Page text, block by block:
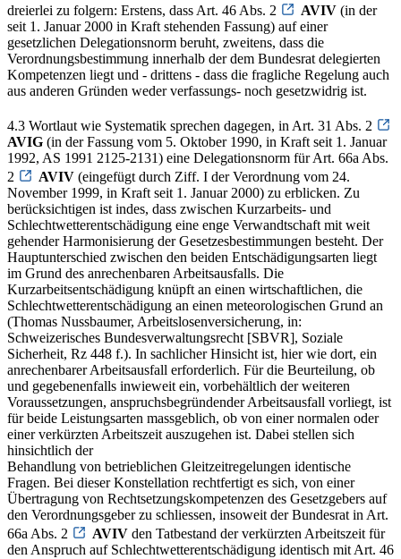
dreierlei zu folgern: Erstens, dass Art. 46 Abs. 2
AVIV (in der
seit 1. Januar 2000 in Kraft stehenden Fassung) auf einer
gesetzlichen Delegationsnorm beruht, zweitens, dass die
Verordnungsbestimmung innerhalb der dem Bundesrat delegierten
Kompetenzen liegt und - drittens - dass die fragliche Regelung auch
aus anderen Gründen weder verfassungs- noch gesetzwidrig ist.
4.3 Wortlaut wie Systematik sprechen dagegen, in Art. 31 Abs. 2
AVIG (in der Fassung vom 5. Oktober 1990, in Kraft seit 1. Januar
1992, AS 1991 2125-2131) eine Delegationsnorm für Art. 66a Abs.
2
AVIV (eingefügt durch Ziff. I der Verordnung vom 24.
November 1999, in Kraft seit 1. Januar 2000) zu erblicken. Zu
berücksichtigen ist indes, dass zwischen Kurzarbeits- und
Schlechtwetterentschädigung eine enge Verwandtschaft mit weit
gehender Harmonisierung der Gesetzesbestimmungen besteht. Der
Hauptunterschied zwischen den beiden Entschädigungsarten liegt
im Grund des anrechenbaren Arbeitsausfalls. Die
Kurzarbeitsentschädigung knüpft an einen wirtschaftlichen, die
Schlechtwetterentschädigung an einen meteorologischen Grund an
(Thomas Nussbaumer, Arbeitslosenversicherung, in:
Schweizerisches Bundesverwaltungsrecht [SBVR], Soziale
Sicherheit, Rz 448 f.). In sachlicher Hinsicht ist, hier wie dort, ein
anrechenbarer Arbeitsausfall erforderlich. Für die Beurteilung, ob
und gegebenenfalls inwieweit ein, vorbehältlich der weiteren
Voraussetzungen, anspruchsbegründender Arbeitsausfall vorliegt, ist
für beide Leistungsarten massgeblich, ob von einer normalen oder
einer verkürzten Arbeitszeit auszugehen ist. Dabei stellen sich
hinsichtlich der
Behandlung von betrieblichen Gleitzeitregelungen identische
Fragen. Bei dieser Konstellation rechtfertigt es sich, von einer
Übertragung von Rechtsetzungskompetenzen des Gesetzgebers auf
den Verordnungsgeber zu schliessen, insoweit der Bundesrat in Art.
66a Abs. 2
AVIV den Tatbestand der verkürzten Arbeitszeit für
den Anspruch auf Schlechtwetterentschädigung identisch mit Art. 46